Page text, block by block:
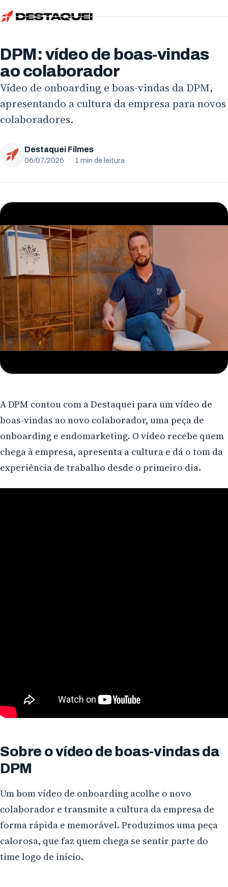
Início
Vídeo de Produto
Vídeo de Animação
Vídeo de Treinamento
Paraná
Londrina
Arapongas
Umuarama
Ponta Grossa
Guarapuava
Cascavel
Foz do Iguaçu
Colombo
Araucária
San Francisco
Blog
Ator
Locutores
Envie seu currículo
DPM: vídeo de boas-vindas
ao colaborador
Vídeo de onboarding e boas-vindas da DPM,
apresentando a cultura da empresa para novos
colaboradores.
Destaquei Filmes
06/07/2026 · 1 min de leitura
A DPM contou com a Destaquei para um vídeo de
boas-vindas ao novo colaborador, uma peça de
onboarding e endomarketing. O vídeo recebe quem
chega à empresa, apresenta a cultura e dá o tom da
experiência de trabalho desde o primeiro dia.
Sobre o vídeo de boas-vindas da
DPM
Um bom vídeo de onboarding acolhe o novo
colaborador e transmite a cultura da empresa de
forma rápida e memorável. Produzimos uma peça
calorosa, que faz quem chega se sentir parte do
time logo de início.